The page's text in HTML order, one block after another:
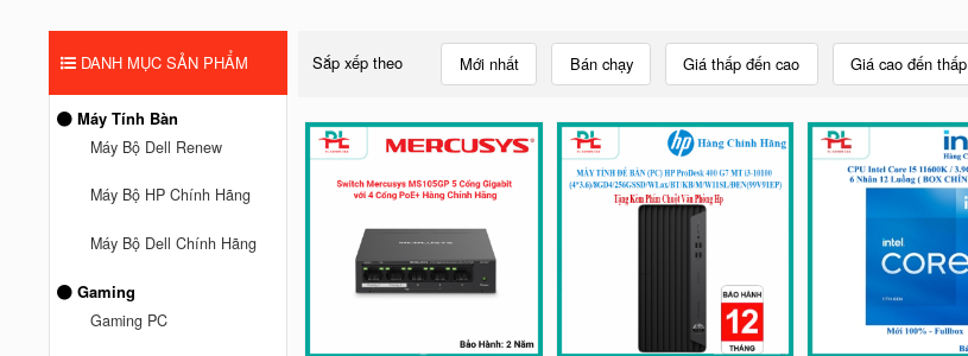
DANH MỤC SẢN PHẨM
Máy Tính Bàn
Máy Bộ Dell Renew
Máy Bộ HP Chính Hãng
Máy Bộ Dell Chính Hãng
Gaming
Gaming PC
Sắp xếp theo Mới nhất Bán chạy Giá thấp đến cao Giá cao đến thấp